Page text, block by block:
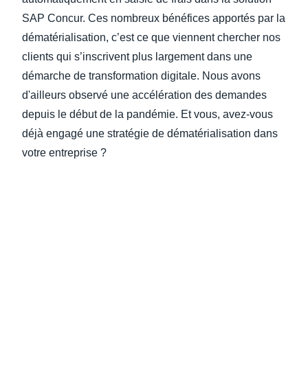
SAP Concur. Ces nombreux bénéfices apportés par la
dématérialisation, c’est ce que viennent chercher nos
clients qui s’inscrivent plus largement dans une
démarche de transformation digitale. Nous avons
d'ailleurs observé une accélération des demandes
depuis le début de la pandémie. Et vous, avez-vous
déjà engagé une stratégie de dématérialisation dans
votre entreprise ?